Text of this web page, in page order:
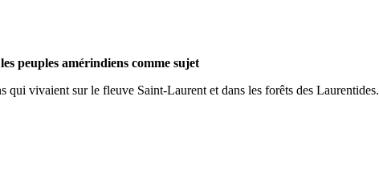
peuples amérindiens comme sujet
qui vivaient sur le fleuve Saint-Laurent et dans les forêts des Laurentides.